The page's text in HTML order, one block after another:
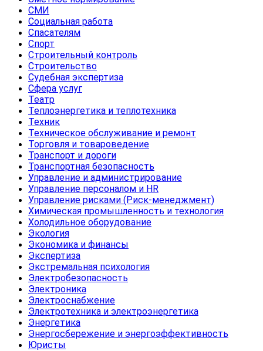
СМИ
Социальная работа
Спасателям
Спорт
Строительный контроль
Строительство
Судебная экспертиза
Сфера услуг
Театр
Теплоэнергетика и теплотехника
Техник
Техническое обслуживание и ремонт
Торговля и товароведение
Транспорт и дороги
Транспортная безопасность
Управление и администрирование
Управление персоналом и HR
Управление рисками (Риск-менеджмент)
Химическая промышленность и технология
Холодильное оборудование
Экология
Экономика и финансы
Экспертиза
Экстремальная психология
Электробезопасность
Электроника
Электроснабжение
Электротехника и электроэнергетика
Энергетика
Энергосбережение и энергоэффективность
Юристы